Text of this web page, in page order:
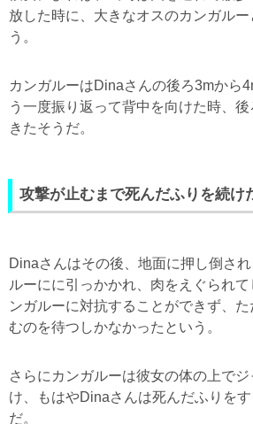
放した時に、大きなオスのカンガル
う。
カンガルーはDinaさんの後ろ3mから
う一度振り返って背中を向けた時、
きたそうだ。
攻撃が止むまで死んだふりを続け
Dinaさんはその後、地面に押し倒さ
ルーにに引っかかれ、肉をえぐられ
ンガルーに対抗することができず、
むのを待つしかなかったという。
さらにカンガルーは彼女の体の上で
け、もはやDinaさんは死んだふりを
だ。